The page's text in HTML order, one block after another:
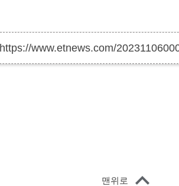
https://www.etnews.com/
맨위로